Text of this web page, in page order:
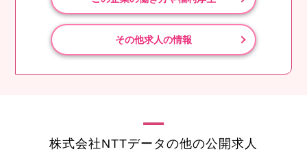
その他求人の情報
株式会社NTTデータの他の公開求人